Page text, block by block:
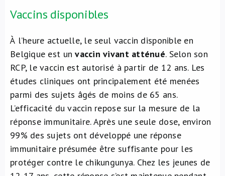
Vaccins disponibles
À l’heure actuelle, le seul vaccin disponible en
Belgique est unvaccin vivant atténué. Selon son
RCP, le vaccin est autorisé à partir de 12 ans. Les
études cliniques ont principalement été menées
parmi des sujets âgés de moins de 65 ans.
L’efficacité du vaccin repose sur la mesure de la
réponse immunitaire. Après une seule dose, environ
99% des sujets ont développé une réponse
immunitaire présumée être suffisante pour les
protéger contre le chikungunya. Chez les jeunes de